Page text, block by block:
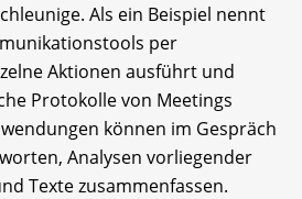
Als ein Beispiel nennt
per
Aktionen ausführt und
Protokolle von Meetings
können im Gespräch
Analysen vorliegender
Texte zusammenfassen.